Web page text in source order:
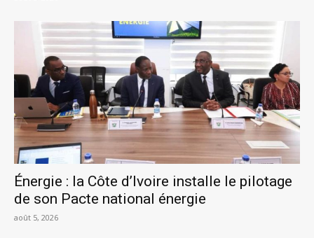
Énergie : la Côte d’Ivoire installe le pilotage
de son Pacte national énergie
août 5, 2026